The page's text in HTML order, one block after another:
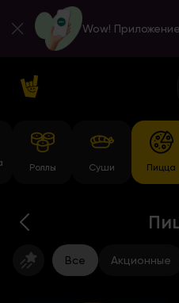
Wow!
Роллы Суши Пицца
Все Акционные